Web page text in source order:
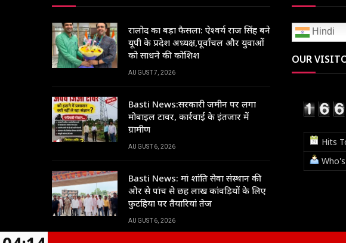
रालोद का बड़ा फैसला: ऐश्वर्य राज सिंह बने
यूपी के प्रदेश अध्यक्ष,पूर्वांचल और युवाओं
को साधने की कोशिश
AUGUST 7, 2026
Basti News:सरकारी जमीन पर लगा
मोबाइल टावर, कार्रवाई के इंतजार में
ग्रामीण
AUGUST 6, 2026
Basti News: मां शांति सेवा संस्थान की
ओर से पांच से छह लाख कांवड़ियों के लिए
फुटहिया पर तैयारियां तेज
AUGUST 6, 2026
Hindi
OUR
Hits
Who's